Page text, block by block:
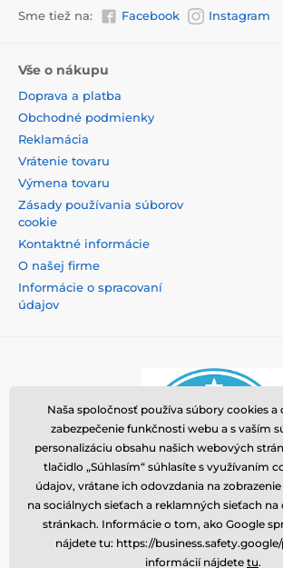
Sme tiež na: Facebook Instagram
Vše o nákupu
Doprava a platba
Obchodné podmienky
Reklamácia
Vrátenie tovaru
Výmena tovaru
Zásady používania súborov
cookie
Kontaktné informácie
O našej firme
Informácie o spracovaní
údajov
Momanio s.r.o., Okružní 361/14,
Naša spoločnosť používa súbory cookies a
zabezpečenie funkčnosti webu a s vaším
personalizáciu obsahu našich webových
tlačidlo „Súhlasím“ súhlasíte s využívaním
údajov, vrátane ich odovzdania na
na sociálnych sieťach a reklamných sieťach
stránkach. Informácie o tom, ako Google
nájdete tu: https://
informácií nájdete tu.